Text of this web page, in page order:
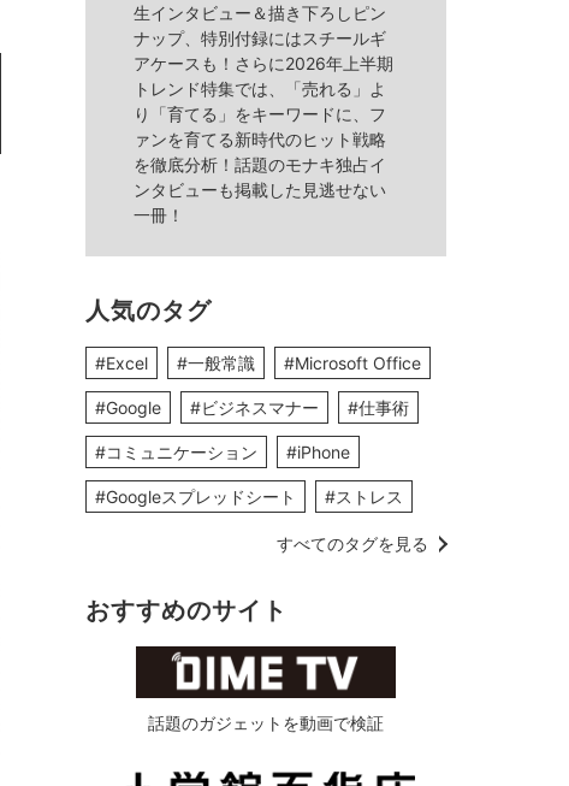
生インタビュー＆描き下ろしピン
ナップ、特別付録にはスチールギ
アケースも！さらに2026年上半期
トレンド特集では、「売れる」よ
り「育てる」をキーワードに、フ
ァンを育てる新時代のヒット戦略
を徹底分析！話題のモナキ独占イ
ンタビューも掲載した見逃せない
一冊！
人気のタグ
#Excel #一般常識 #Microsoft Office
#Google #ビジネスマナー #仕事術
#コミュニケーション #iPhone
#Googleスプレッドシート #ストレス
すべてのタグを見る
おすすめのサイト
話題のガジェットを動画で検証